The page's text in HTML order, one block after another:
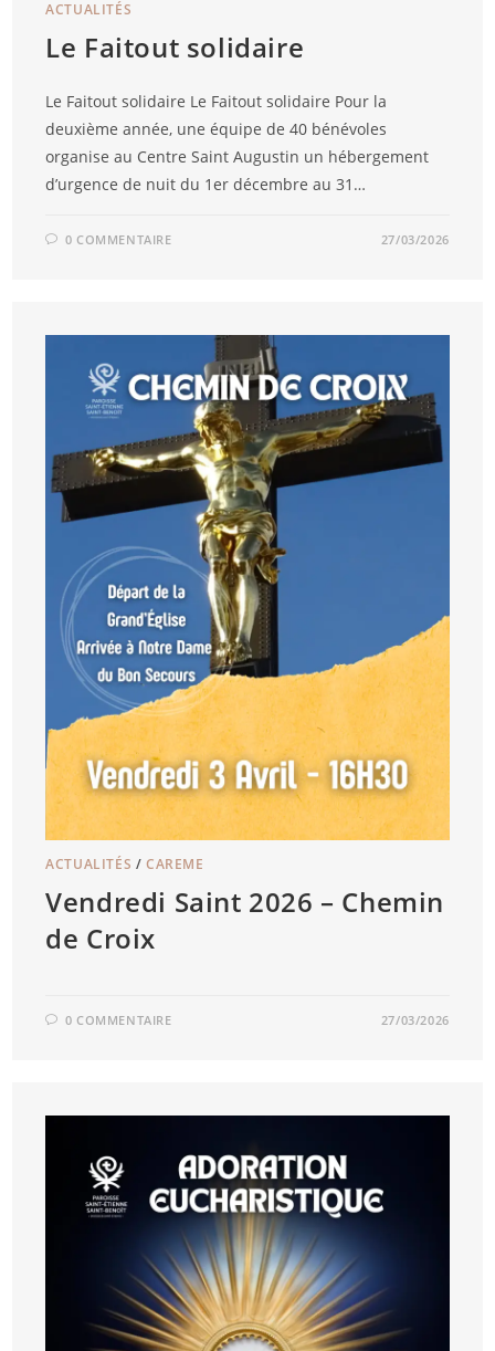
ACTUALITÉS
Le Faitout solidaire
Le Faitout solidaire Le Faitout solidaire Pour la
deuxième année, une équipe de 40 bénévoles
organise au Centre Saint Augustin un hébergement
d’urgence de nuit du 1er décembre au 31…
0 COMMENTAIRE 27/03/2026
ACTUALITÉS /CAREME
Vendredi Saint 2026 – Chemin
de Croix
0 COMMENTAIRE 27/03/2026